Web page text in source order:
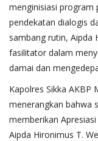
menginisiasi program
pendekatan dialogis
sambang rutin, Aipda
fasilitator dalam
damai dan
Kapolres Sikka AKBP
menerangkan bahwa
memberikan
Aipda Hironimus T.